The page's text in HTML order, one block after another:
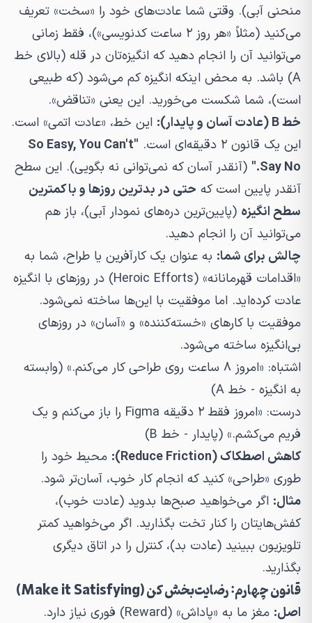
منحنی آبی). وقتی شما عادت‌های خود را «سخت» تعریف
می‌کنید (مثلاً «هر روز ۲ ساعت کدنویسی»)، فقط زمانی
می‌توانید آن را انجام دهید که انگیزه‌تان در قله (بالای خط
A) باشد. به محض اینکه انگیزه کم می‌شود (که طبیعی
است)، شما شکست می‌خورید. این یعنی «تناقض».
خط B (عادت آسان و پایدار):
این خط، «عادت اتمی» است.
این یک قانون ۲ دقیقه‌ای است.
"So Easy, You Can't
Say No."
(آنقدر آسان که نمی‌توانی نه بگویی). این سطح
آنقدر پایین است که حتی در بدترین روزها و با کمترین
سطح انگیزه (پایین‌ترین دره‌های نمودار آبی)، باز هم
می‌توانید آن را انجام دهید.
چالش برای شما: به عنوان یک کارآفرین یا طراح، شما به
«اقدامات قهرمانانه» (Heroic Efforts) در روزهای با انگیزه
عادت کرده‌اید. اما موفقیت با این‌ها ساخته نمی‌شود.
موفقیت با کارهای «خسته‌کننده» و «آسان» در روزهای
بی‌انگیزه ساخته می‌شود.
اشتباه:
«امروز ۸ ساعت روی طراحی کار می‌کنم.» (وابسته
به انگیزه - خط A)
درست:
«امروز فقط ۲ دقیقه Figma را باز می‌کنم و یک
فریم می‌کشم.» (پایدار - خط B)
کاهش اصطکاک (Reduce Friction):
محیط خود را
طوری «طراحی» کنید که انجام کار خوب، آسان‌تر شود.
مثال: اگر می‌خواهید صبح‌ها بدوید (عادت خوب)،
کفش‌هایتان را کنار تخت بگذارید. اگر می‌خواهید کمتر
تلویزیون ببینید (عادت بد)، کنترل را در اتاق دیگری
بگذارید.
قانون چهارم: رضایت‌بخش کن (Make it Satisfying)
اصل:
مغز ما به «پاداش» (Reward) فوری نیاز دارد.